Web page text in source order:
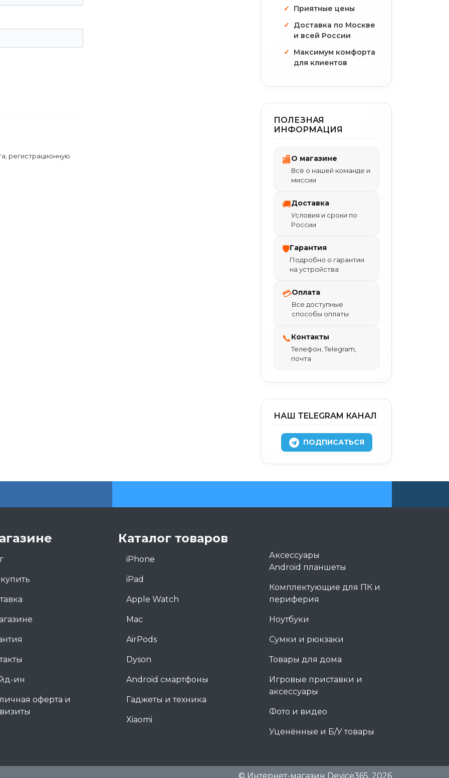
регистрационную
Приятные цены
Доставка по Москве
и всей России
Максимум комфорта
для клиентов
ПОЛЕЗНАЯ
ИНФОРМАЦИЯ
🏬О магазине
Всё о нашей команде и
миссии
🚚Доставка
Условия и сроки по
России
🛡Гарантия
Подробно о гарантии
на устройства
💳Оплата
Все доступные
способы оплаты
📞Контакты
Телефон, Telegram,
почта
НАШ TELEGRAM КАНАЛ
ПОДПИСАТЬСЯ
ин
оферта и
Каталог товаров
iPhone
iPad
Apple Watch
Mac
AirPods
Dyson
Android смартфоны
Гаджеты и техника
Xiaomi
Аксессуары
Android планшеты
Комплектующие для ПК и
периферия
Ноутбуки
Сумки и рюкзаки
Товары для дома
Игровые приставки и
аксессуары
Фото и видео
Уценённые и Б/У товары
© Интернет-магазин Device365, 2026